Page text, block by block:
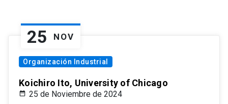
25 NOV
Organización Industrial
Koichiro Ito, University of Chicago
25 de Noviembre de 2024